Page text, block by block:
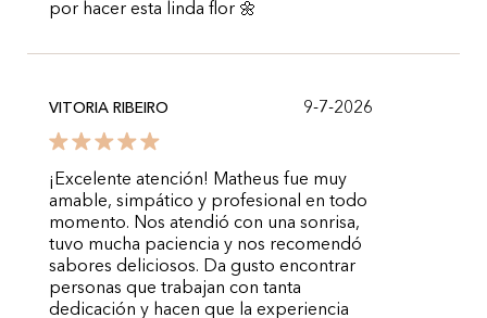
por hacer esta linda flor 🌼
VITORIA RIBEIRO 9-7-2026
¡Excelente atención! Matheus fue muy
amable, simpático y profesional en todo
momento. Nos atendió con una sonrisa,
tuvo mucha paciencia y nos recomendó
sabores deliciosos. Da gusto encontrar
personas que trabajan con tanta
dedicación y hacen que la experiencia